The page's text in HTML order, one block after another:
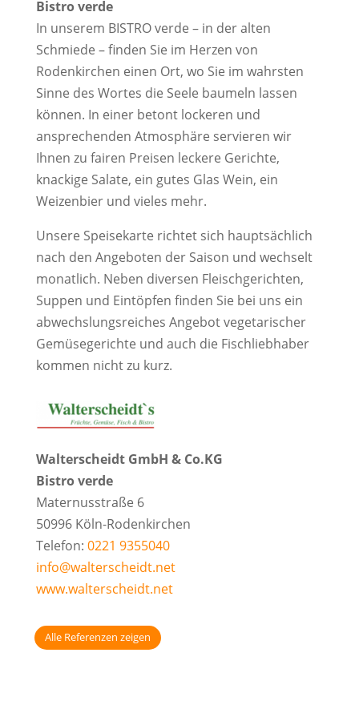
Bistro verde
In unserem BISTRO verde – in der alten
Schmiede – finden Sie im Herzen von
Rodenkirchen einen Ort, wo Sie im wahrsten
Sinne des Wortes die Seele baumeln lassen
können. In einer betont lockeren und
ansprechenden Atmosphäre servieren wir
Ihnen zu fairen Preisen leckere Gerichte,
knackige Salate, ein gutes Glas Wein, ein
Weizenbier und vieles mehr.
Unsere Speisekarte richtet sich hauptsächlich
nach den Angeboten der Saison und wechselt
monatlich. Neben diversen Fleischgerichten,
Suppen und Eintöpfen finden Sie bei uns ein
abwechslungsreiches Angebot vegetarischer
Gemüsegerichte und auch die Fischliebhaber
kommen nicht zu kurz.
Walterscheidt GmbH & Co.KG
Bistro verde
Maternusstraße 6
50996 Köln-Rodenkirchen
Telefon: 0221 9355040
info@walterscheidt.net
www.walterscheidt.net
Alle Referenzen zeigen